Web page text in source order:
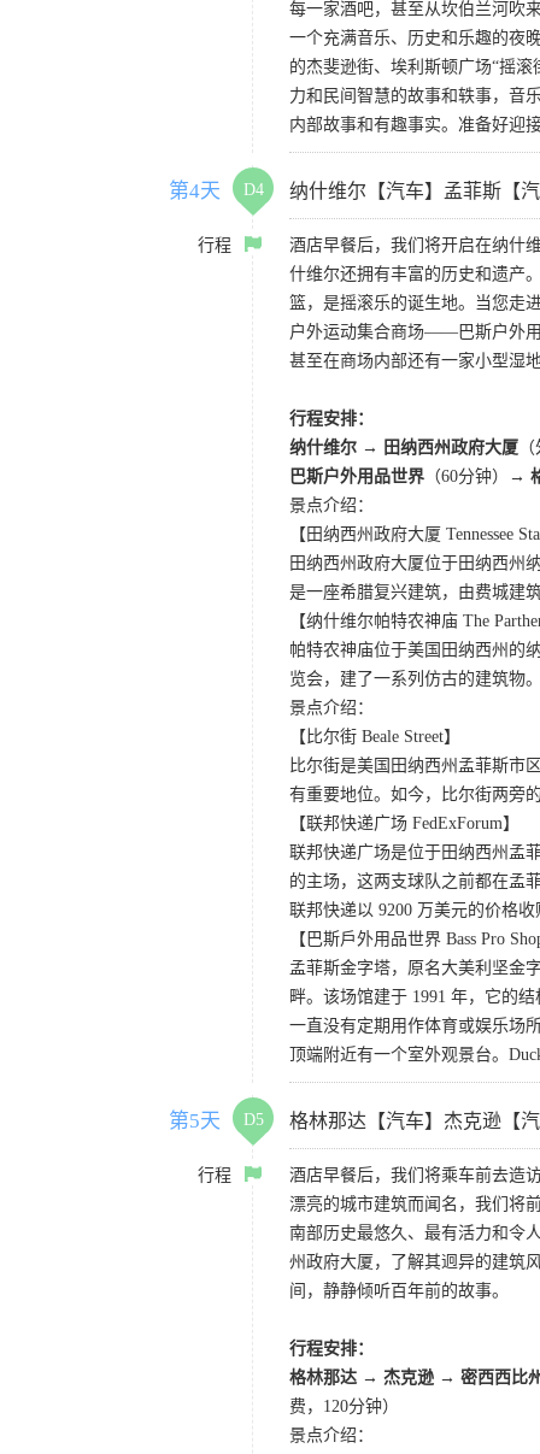
每一家酒吧，甚至从坎伯兰河吹
一个充满音乐、历史和乐趣的夜
的杰斐逊街、埃利斯顿广场“摇
力和民间智慧的故事和轶事，音
内部故事和有趣事实。准备好迎
第4天 D4 纳什维尔【汽车】孟菲斯【
行程
酒店早餐后，我们将开启在纳什
什维尔还拥有丰富的历史和遗产
篮，是摇滚乐的诞生地。当您走
户外运动集合商场——巴斯户外用
甚至在商场内部还有一家小型湿
行程安排：
纳什维尔 → 田纳西州政府大厦
巴斯户外用品世界 （60分钟）→
景点介绍：
【田纳西州政府大厦 Tennessee
田纳西州政府大厦位于田纳西州
是一座希腊复兴建筑，由费城建
【纳什维尔帕特农神庙 The
帕特农神庙位于美国田纳西州的
览会，建了一系列仿古的建筑物
景点介绍：
【比尔街 Beale Street】
比尔街是美国田纳西州孟菲斯市
有重要地位。如今，比尔街两旁
【联邦快递广场 FedExForum】
联邦快递广场是位于田纳西州孟
的主场，这两支球队之前都在孟
联邦快递以 9200 万美元的价格收
【巴斯戶外用品世界 Bass Pro
孟菲斯金字塔，原名大美利坚金
畔。该场馆建于 1991 年，它的
一直没有定期用作体育或娱乐场
顶端附近有一个室外观景台。
第5天 D5 格林那达【汽车】杰克逊【
行程
酒店早餐后，我们将乘车前去造
漂亮的城市建筑而闻名，我们将
南部历史最悠久、最有活力和令
州政府大厦，了解其迥异的建筑
间，静静倾听百年前的故事。
行程安排：
格林那达 → 杰克逊 → 密西西比
费，120分钟）
景点介绍：